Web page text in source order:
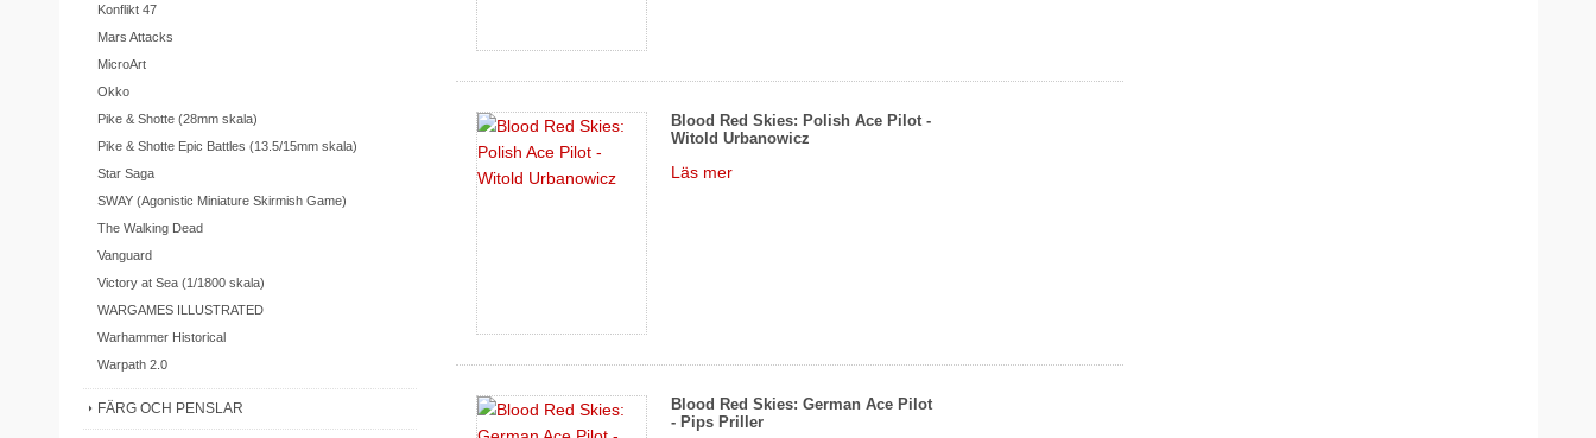
Konflikt 47
Mars Attacks
MicroArt
Okko
Pike & Shotte (28mm skala)
Pike & Shotte Epic Battles (13.5/15mm skala)
Star Saga
SWAY (Agonistic Miniature Skirmish Game)
The Walking Dead
Vanguard
Victory at Sea (1/1800 skala)
WARGAMES ILLUSTRATED
Warhammer Historical
Warpath 2.0
FÄRG OCH PENSLAR
Blood Red Skies: Polish Ace Pilot -
Witold Urbanowicz
Läs mer
Blood Red Skies: German Ace Pilot
- Pips Priller